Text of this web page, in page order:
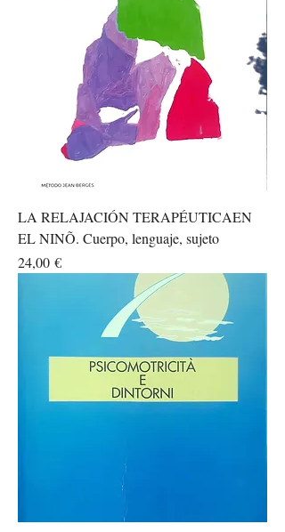
LA RELAJACIÓN TERAPÉUTICAEN
EL NINÕ. Cuerpo, lenguaje, sujeto
Prezzo
24,00 €